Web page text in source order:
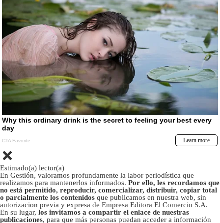
Estimado(a) lector(a)
En Gestión, valoramos profundamente la labor periodística que
realizamos para mantenerlos informados. Por ello, les recordamos que
no está permitido, reproducir, comercializar, distribuir, copiar total
o parcialmente los contenidos que publicamos en nuestra web, sin
autorizacion previa y expresa de Empresa Editora El Comercio S.A.
En su lugar, los invitamos a compartir el enlace de nuestras
publicaciones, para que más personas puedan acceder a información